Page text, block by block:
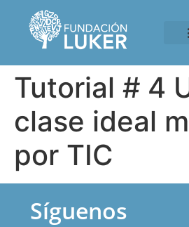
Tutorial # 4
clase ideal
por TIC
Síguenos